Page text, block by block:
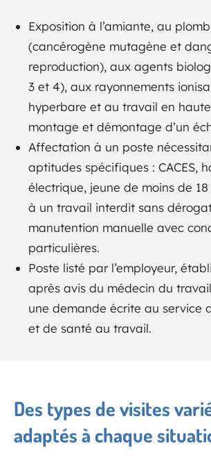
Exposition à l’amiante, au
(cancérogène mutagène et
reproduction), aux agents
3 et 4), aux rayonnements
hyperbare et au travail en
montage et démontage d’un
Affectation à un poste
aptitudes spécifiques : CACES,
électrique, jeune de moins de
à un travail interdit sans
manutention manuelle avec
particulières.
Poste listé par l’employeur,
après avis du médecin du
une demande écrite au service
et de santé au travail.
Des types de visites
adaptés à chaque